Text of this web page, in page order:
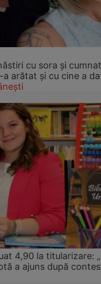
cu sora și
arătat și cu cine a
4,90 la titularizare:
a ajuns după